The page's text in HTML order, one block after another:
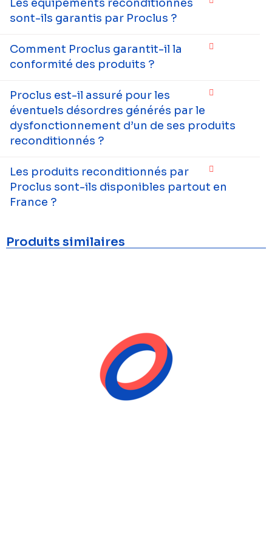
Les équipements reconditionnés
sont-ils garantis par Proclus ?
Comment Proclus garantit-il la
conformité des produits ?
Proclus est-il assuré pour les
éventuels désordres générés par le
dysfonctionnement d’un de ses produits
reconditionnés ?
Les produits reconditionnés par
Proclus sont-ils disponibles partout en
France ?
Produits similaires